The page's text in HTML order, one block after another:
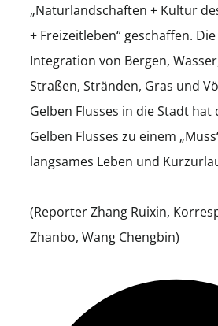
„Naturlandschaften + Kultur
+ Freizeitleben“ geschaffen.
Integration von Bergen,
Straßen, Stränden, Gras und
Gelben Flusses in die Stadt hat
Gelben Flusses zu einem
langsames Leben und
(Reporter Zhang Ruixin,
Zhanbo, Wang Chengbin)